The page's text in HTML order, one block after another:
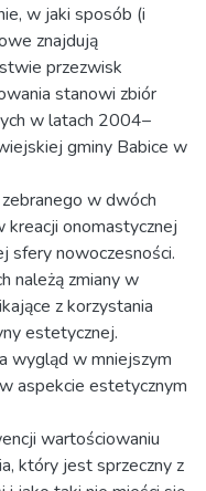
w jaki sposób (i
znajdują
przezwisk
stanowi zbiór
w latach 2004–
gminy Babice w
w dwóch
kreacji onomastycznej
sfery nowoczesności.
należą zmiany w
z korzystania
estetycznej.
wygląd w mniejszym
aspekcie estetycznym
wartościowaniu
który jest sprzeczny z